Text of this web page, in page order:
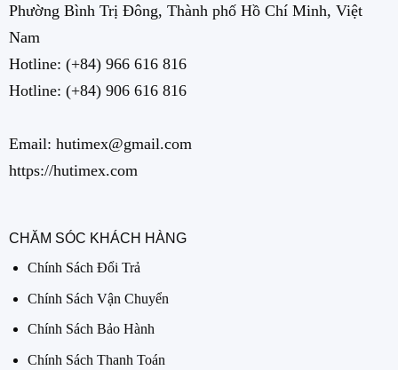
Phường Bình Trị Đông, Thành phố Hồ Chí Minh, Việt
Nam
Hotline: (+84) 966 616 816
Hotline: (+84) 906 616 816
Email: hutimex@gmail.com
https://hutimex.com
CHĂM SÓC KHÁCH HÀNG
Chính Sách Đổi Trả
Chính Sách Vận Chuyển
Chính Sách Bảo Hành
Chính Sách Thanh Toán